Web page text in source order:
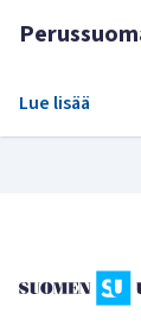
Lue lisää